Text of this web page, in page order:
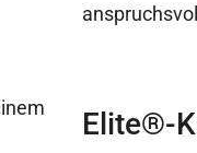
Elite®-